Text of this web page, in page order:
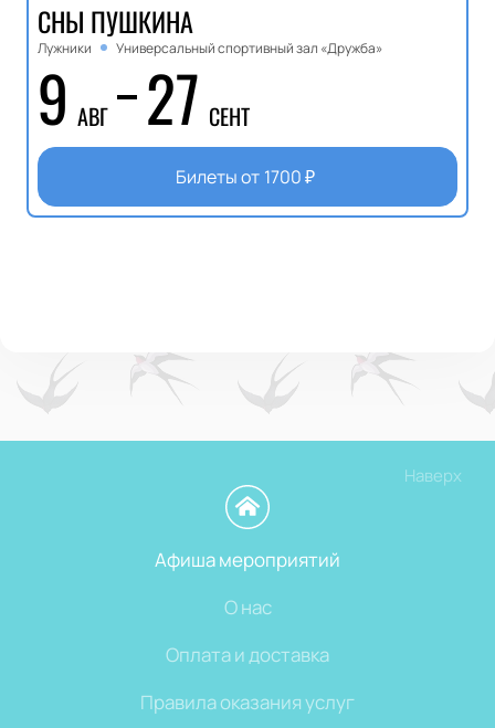
СНЫ ПУШКИНА
Лужники Универсальный спортивный зал «Дружба»
9 АВГ 27 СЕНТ
Билеты от 1700₽
Наверх
Афиша мероприятий
О нас
Оплата и доставка
Правила оказания услуг